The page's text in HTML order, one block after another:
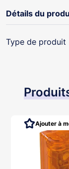
Détails du
Type de produit
Ajouter à